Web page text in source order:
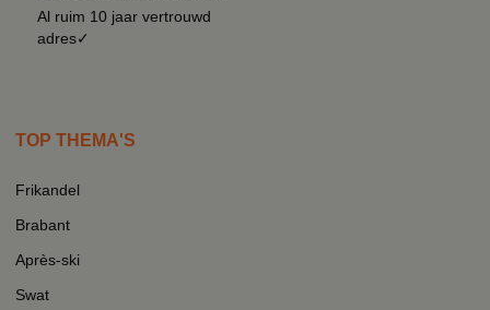
Al ruim 10 jaar vertrouwd
adres✓
TOP THEMA'S
Frikandel
Brabant
Après-ski
Swat